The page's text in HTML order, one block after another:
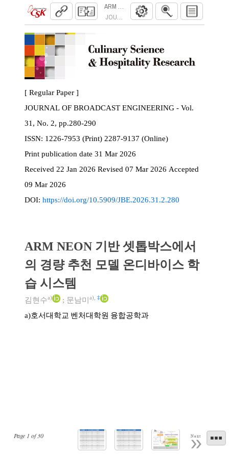
ARM NEON 기반 셋톱박스에서의 경량 추
JOURNAL OF BROADCAST ENGINEERING.
Page 1 of30 Next
[ Regular Paper ]
JOURNAL OF BROADCAST ENGINEERING - Vol.
31, No. 2, pp.280-290
ISSN:
1226-7953 (Print) 2287-9137 (Online)
Print publication date 31 Mar 2026
Received 22 Jan 2026 Revised 07 Mar 2026 Accepted
09 Mar 2026
DOI: https://doi.org/10.5909/JBE.2026.31.2.280
ARM NEON 기반 셋톱박스에서
의 경량 추천 모델 온디바이스 학
습 시스템
김현수a) ; 문남미 a) ‡
a)호서대학교 벤처대학원 융합공학과